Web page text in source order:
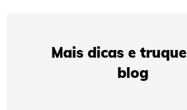
Mais dicas e
blog